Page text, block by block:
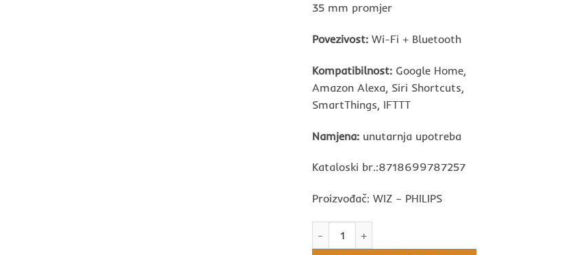
35 mm promjer
Povezivost: Wi-Fi + Bluetooth
Kompatibilnost: Google Home,
Amazon Alexa, Siri Shortcuts,
SmartThings, IFTTT
Namjena: unutarnja upotreba
Kataloski br.:8718699787257
Proizvođač: WIZ – PHILIPS